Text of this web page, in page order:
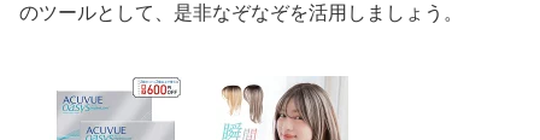
のツールとして、是非なぞなぞを活用しましょう。